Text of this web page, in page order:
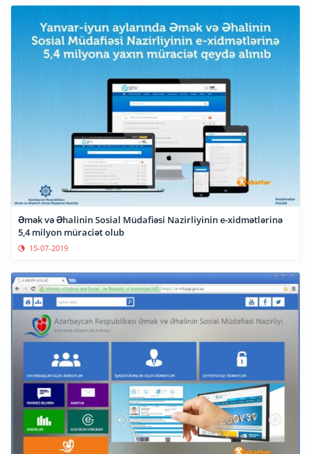
Əmək və Əhalinin Sosial Müdafiəsi Nazirliyinin e-xidmətlərinə
5,4 milyon müraciət olub
15-07-2019